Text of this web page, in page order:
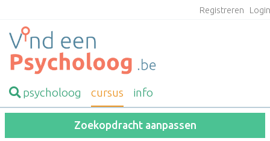
Registreren
psycholoog cursus info
Zoekopdracht aanpassen